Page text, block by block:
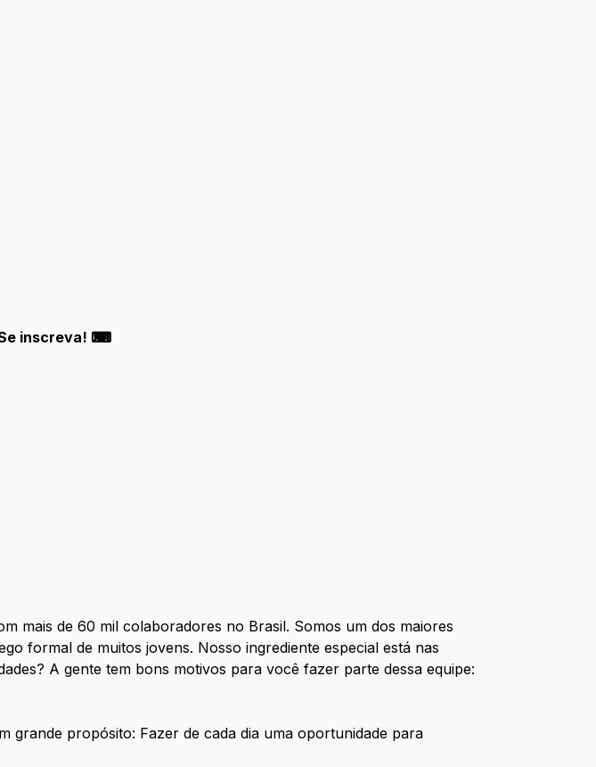
Se inscreva! ⌨
mais de 60 mil colaboradores no Brasil. Somos um dos maiores
formal de muitos jovens. Nosso ingrediente especial está nas
A gente tem bons motivos para você fazer parte dessa equipe:
grande propósito: Fazer de cada dia uma oportunidade para